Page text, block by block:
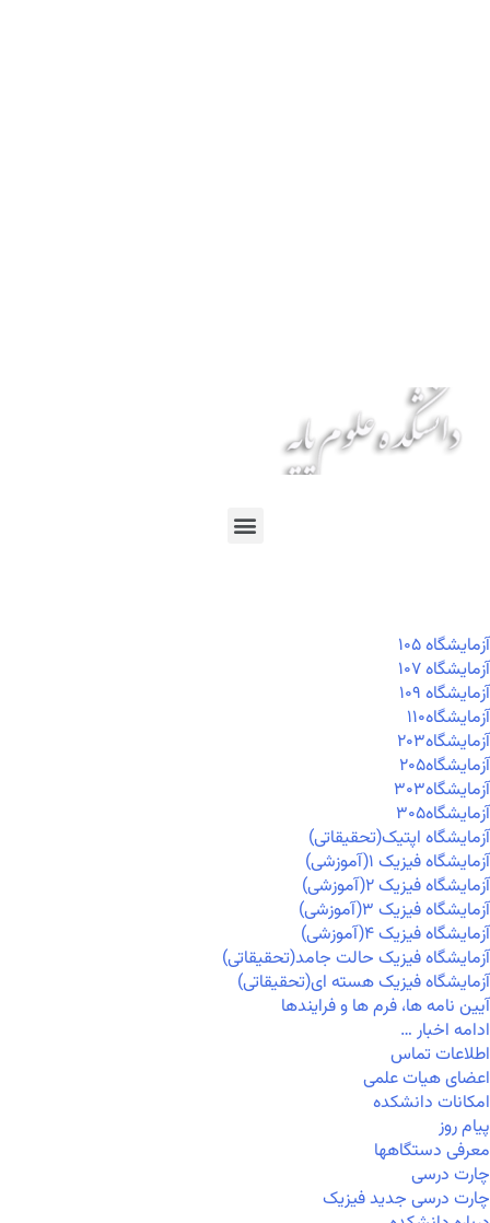
آزمايشگاه ۱۰۵
آزمايشگاه ۱۰۷
آزمايشگاه ۱۰۹
آزمايشگاه۱۱۰
آزمايشگاه۲۰۳
آزمايشگاه۲۰۵
آزمايشگاه۳۰۳
آزمايشگاه۳۰۵
آزمایشگاه اپتیک(تحقیقاتی)
آزمایشگاه فیزیک ۱(آموزشی)
آزمایشگاه فیزیک ۲(آموزشی)
آزمایشگاه فیزیک ۳(آموزشی)
آزمایشگاه فیزیک ۴(آموزشی)
آزمایشگاه فیزیک حالت جامد(تحقیقاتی)
آزمایشگاه فیزیک هسته ای(تحقیقاتی)
آیین نامه ها، فرم ها و فرایندها
ادامه اخبار …
اطلاعات تماس
اعضای هیات علمی
امکانات دانشکده
پیام روز
معرفی دستگاهها
چارت درسی
چارت درسی جدید فیزیک